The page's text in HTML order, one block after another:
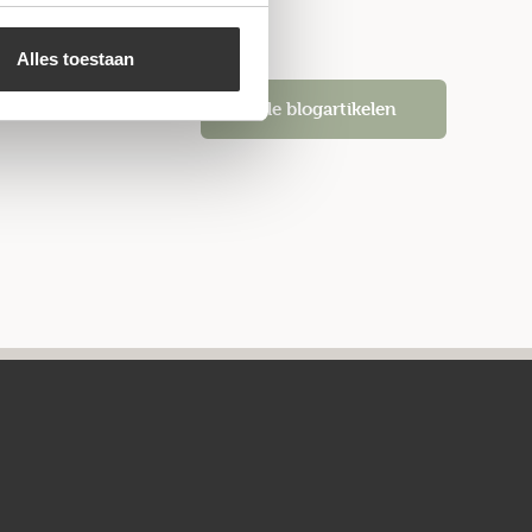
Alles toestaan
Alle blogartikelen